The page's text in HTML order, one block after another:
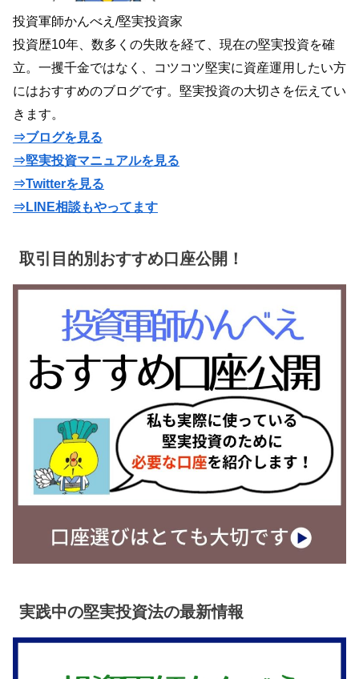
投資軍師かんべえ/堅実投資家
投資歴10年、数多くの失敗を経て、現在の堅実投資を確
立。一攫千金ではなく、コツコツ堅実に資産運用したい方
にはおすすめのブログです。堅実投資の大切さを伝えてい
きます。
⇒ブログを見る
⇒堅実投資マニュアルを見る
⇒Twitterを見る
⇒LINE相談もやってます
取引目的別おすすめ口座公開！
実践中の堅実投資法の最新情報